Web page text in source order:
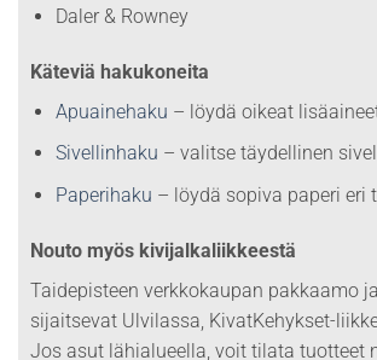
Daler & Rowney
Käteviä hakukoneita
Apuainehaku – löydä oikeat
Sivellinhaku – valitse täydellinen
Paperihaku – löydä sopiva paperi eri
Nouto myös kivijalkaliikkeestä
Taidepisteen verkkokaupan pakkaamo
sijaitsevat Ulvilassa, KivatKehykset-
Jos asut lähialueella, voit tilata tuotteet